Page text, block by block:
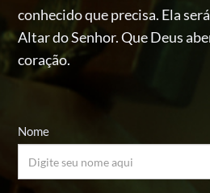
conhecidoque precisa. Ela
Altar do Senhor.Que Deus
coração.
Nome